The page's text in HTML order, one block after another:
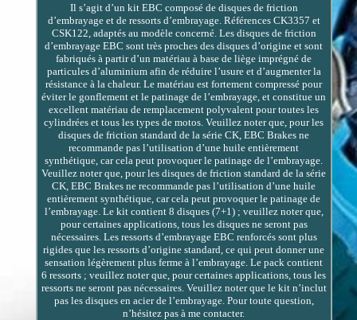
Il s’agit d’un kit EBC composé de disques de friction
d’embrayage et de ressorts d’embrayage. Références CK3357 et
CSK122, adaptés au modèle concerné. Les disques de friction
d’embrayage EBC sont très proches des disques d’origine et sont
fabriqués à partir d’un matériau à base de liège imprégné de
particules d’aluminium afin de réduire l’usure et d’augmenter la
résistance à la chaleur. Le matériau est fortement compressé pour
éviter le gonflement et le patinage de l’embrayage, et constitue un
excellent matériau de remplacement polyvalent pour toutes les
cylindrées et tous les types de motos. Veuillez noter que, pour les
disques de friction standard de la série CK, EBC Brakes ne
recommande pas l’utilisation d’une huile entièrement
synthétique, car cela peut provoquer le patinage de l’embrayage.
Veuillez noter que, pour les disques de friction standard de la série
CK, EBC Brakes ne recommande pas l’utilisation d’une huile
entièrement synthétique, car cela peut provoquer le patinage de
l’embrayage. Le kit contient 8 disques (7+1) ; veuillez noter que,
pour certaines applications, tous les disques ne seront pas
nécessaires. Les ressorts d’embrayage EBC renforcés sont plus
rigides que les ressorts d’origine standard, ce qui peut donner une
sensation légèrement plus ferme à l’embrayage. Le pack contient
6 ressorts ; veuillez noter que, pour certaines applications, tous les
ressorts ne seront pas nécessaires. Veuillez noter que le kit n’inclut
pas les disques en acier de l’embrayage. Pour toute question,
n’hésitez pas à me contacter.